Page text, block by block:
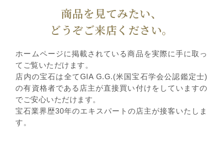
商品を見てみたい、
どうぞご来店ください。
ホームページに掲載されている商品を実際に手に取っ
てご覧いただけます。
店内の宝石は全てGIA G.G.(米国宝石学会公認鑑定士)
の有資格者である店主が直接買い付けをしていますの
でご安心いただけます。
宝石業界歴30年のエキスパートの店主が接客いたしま
す。